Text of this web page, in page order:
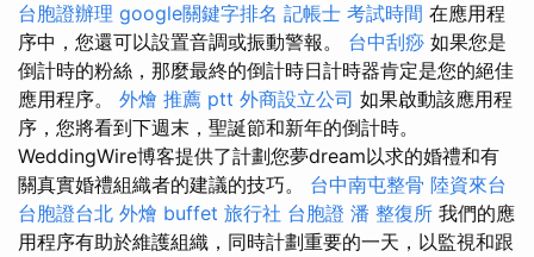
台胞證辦理 google關鍵字排名 記帳士 考試時間 在應用程
序中，您還可以設置音調或振動警報。 台中刮痧 如果您是
倒計時的粉絲，那麼最終的倒計時日計時器肯定是您的絕佳
應用程序。 外燴 推薦 ptt 外商設立公司 如果啟動該應用程
序，您將看到下週末，聖誕節和新年的倒計時。
WeddingWire博客提供了計劃您夢dream以求的婚禮和有
關真實婚禮組織者的建議的技巧。 台中南屯整骨 陸資來台
台胞證台北 外燴 buffet 旅行社 台胞證 潘 整復所 我們的應
用程序有助於維護組織，同時計劃重要的一天，以監視和跟